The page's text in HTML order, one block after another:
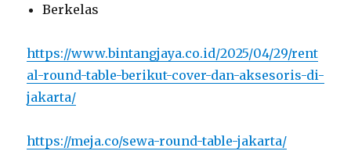
Berkelas
https://www.bintangjaya.co.id/2025/04/29/rent
al-round-table-berikut-cover-dan-aksesoris-di-
jakarta/
https://meja.co/sewa-round-table-jakarta/